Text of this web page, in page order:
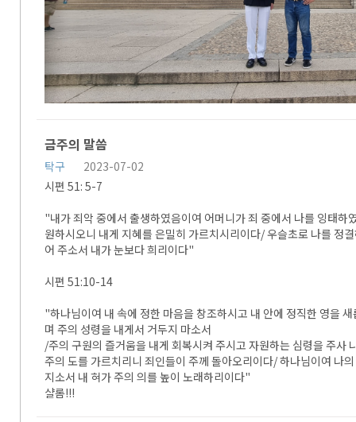
금주의 말씀
탁구
2023-07-02
시편 51: 5-7
"내가 죄악 중에서 출생하였음이여 어머니가 죄 중에서 나를 잉태
원하시오니 내게 지혜를 은밀히 가르치시리이다/ 우슬초로 나를 정
어 주소서 내가 눈보다 희리이다"
시편 51:10-14
"하나님이여 내 속에 정한 마음을 창조하시고 내 안에 정직한 영을
며 주의 성령을 내게서 거두지 마소서
/주의 구원의 즐거움을 내게 회복시켜 주시고 자원하는 심령을 주사
주의 도를 가르치리니 죄인들이 주께 돌아오리이다/ 하나님이여 나
지소서 내 혀가 주의 의를 높이 노래하리이다"
샬롬!!!